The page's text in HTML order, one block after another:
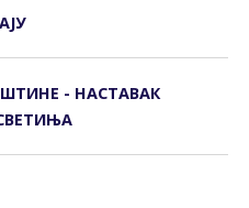
- НАСТАВАК